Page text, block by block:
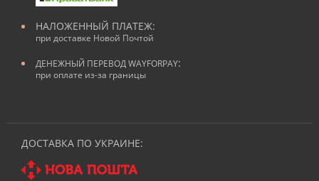
НАЛОЖЕННЫЙ ПЛАТЕЖ:
при доставке Новой Почтой
ДЕНЕЖНЫЙ ПЕРЕВОД WAYFORPAY:
при оплате из-за границы
ДОСТАВКА ПО УКРАИНЕ: